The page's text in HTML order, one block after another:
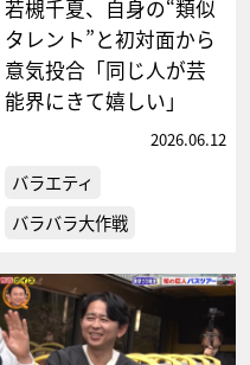
若槻千夏、自身の“類似
タレント”と初対面から
意気投合「同じ人が芸
能界にきて嬉しい」
2026.06.12
バラエティ
バラバラ大作戦